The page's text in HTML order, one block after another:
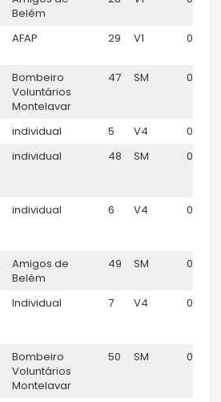
Belém
AFAP 29 V1
Bombeiro
Voluntários
Montelavar
47 SM
individual 5 V4
individual 48 SM
individual 6 V4
Amigos de
Belém
49 SM
Individual 7 V4
Bombeiro
Voluntários
Montelavar
50 SM 01:10:13